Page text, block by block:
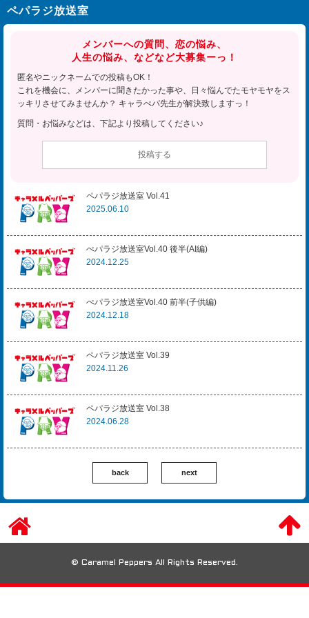
ペパラジ放送室
メンバーへの質問、恋の悩み、
人生の悩み、などなど大募集ーっ！
匿名やニックネームでの投稿もOK！
これを機会に、メンバーに聞きたかった事や、日々悩んでたモヤモヤをス
ッキリさせてみませんか？ キャラぺパ先生が解決致しますっ！
質問・お悩みなどは、下記より投稿してください♪
投稿する
ペパラジ放送室 Vol.41
2025.06.10
ぺパラジ放送室Vol.40 後半(AI編)
2024.12.25
ぺパラジ放送室Vol.40 前半(子供編)
2024.12.18
ペパラジ放送室 Vol.39
2024.11.26
ペパラジ放送室 Vol.38
2024.06.28
back next
© Caramel Peppers All Rights Reserved.